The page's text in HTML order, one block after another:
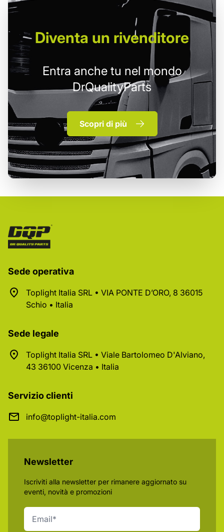
Diventa un rivenditore
Entra anche tu nel mondo
DrQualityParts
Scopri di più
Sede operativa
Toplight Italia SRL • VIA PONTE D’ORO, 8 36015
Schio • Italia
Sede legale
Toplight Italia SRL • Viale Bartolomeo D'Alviano,
43 36100 Vicenza • Italia
Servizio clienti
info@toplight-italia.com
Newsletter
Iscriviti alla newsletter per rimanere aggiornato su
eventi, novità e promozioni